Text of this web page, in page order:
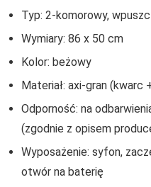
Typ: 2-komorowy,
Wymiary: 86 x 50 cm
Kolor: beżowy
Materiał: axi-gran (kwarc
Odporność: na
(zgodnie z opisem
Wyposażenie: syfon,
otwór na baterię